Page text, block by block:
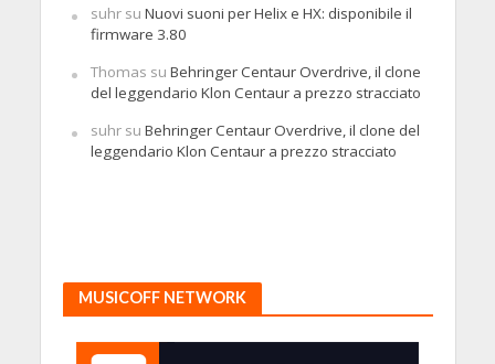
suhrsu Nuovi suoni per Helix e HX: disponibile il
firmware 3.80
Thomas su Behringer Centaur Overdrive, il clone
del leggendario Klon Centaur a prezzo stracciato
suhrsu Behringer Centaur Overdrive, il clone del
leggendario Klon Centaur a prezzo stracciato
MUSICOFF NETWORK